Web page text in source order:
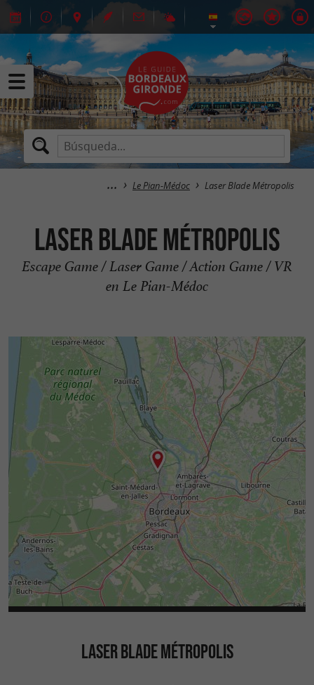
Le Pian-Médoc Laser Blade Métropolis
Laser Blade Métropolis
Escape Game / Laser Game / Action Game / VR
en Le Pian-Médoc
LASER BLADE MÉTROPOLIS